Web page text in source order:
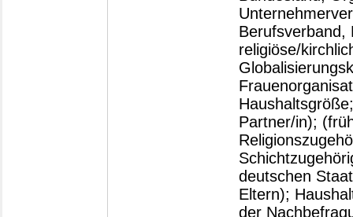
Berufsverband,
religiöse/
Partner/in);
deutschen
Eltern);
der